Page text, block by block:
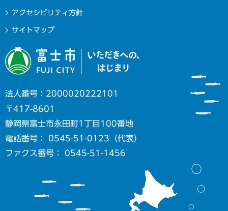
アクセシビリティ方針
サイトマップ
法人番号：2000020222101
〒417-8601
静岡県富士市永田町1丁目100番地
電話番号： 0545-51-0123（代表）
ファクス番号： 0545-51-1456